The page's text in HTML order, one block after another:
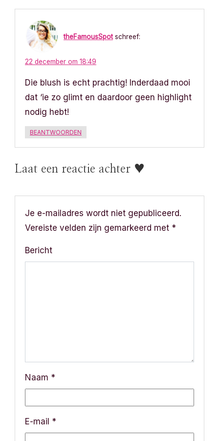
i
g
a
theFamousSpot schreef:
22 december om 18:49
Die blush is echt prachtig! Inderdaad mooi
dat ‘ie zo glimt en daardoor geen highlight
nodig hebt!
BEANTWOORDEN
Laat een reactie achter ♥
Je e-mailadres wordt niet gepubliceerd.
Vereiste velden zijn gemarkeerd met *
Bericht
Naam *
E-mail *